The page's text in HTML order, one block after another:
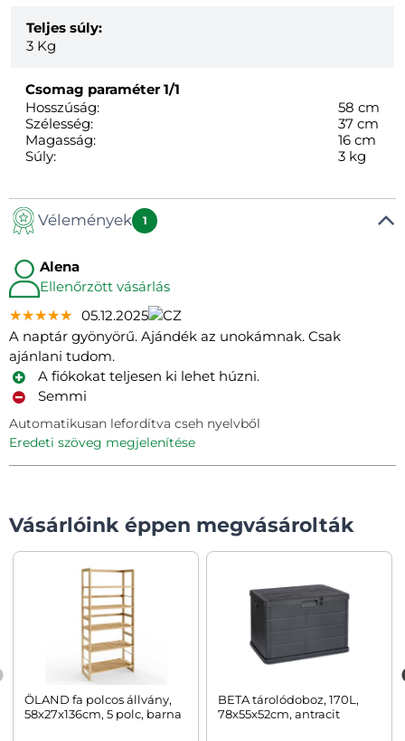
Teljes súly:
3 Kg
Csomag paraméter1/1
Hosszúság:
58 cm
Szélesség:
37 cm
Magasság:
16 cm
Súly:
3 kg
Vélemények 1
Alena
Ellenőrzött vásárlás
★★★★★
★★★★★
★★★★★ 05.12.2025
A naptár gyönyörű. Ajándék az unokámnak. Csak
ajánlani tudom.
A fiókokat teljesen ki lehet húzni.
Semmi
Automatikusan lefordítva cseh nyelvből
eredeti szöveg megjelenítése
Vásárlóink éppen megvásárolták
ÖLAND fa polcos állvány,
58x27x136cm, 5 polc, barna
BETA tárolódoboz, 170L,
78x55x52cm, antracit